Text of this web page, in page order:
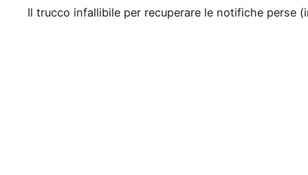
Il trucco infallibile per recuperare le notifiche perse